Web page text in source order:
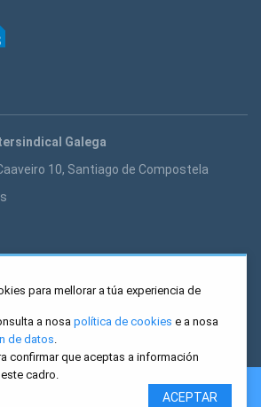
Galega
10, Santiago de Compostela
Intersindical Galega - Miguel Ferro
para mellorar a túa experiencia de
a nosa política de cookies e a nosa
de datos.
confirmar que aceptas a información
cadro.
ACEPTAR